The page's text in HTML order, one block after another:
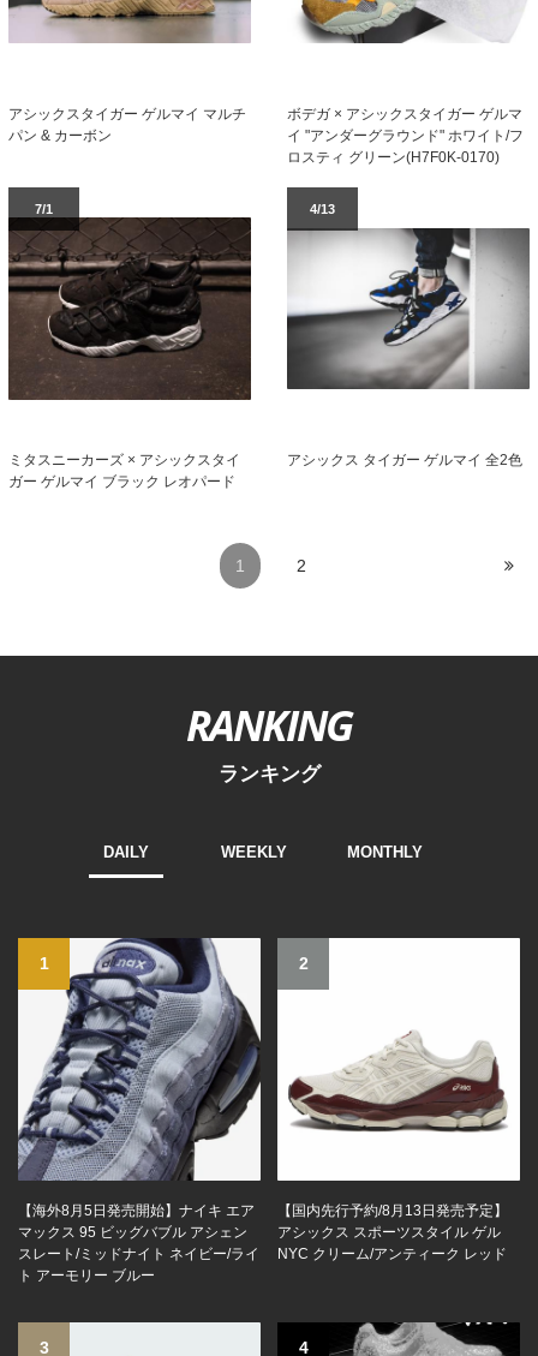
アシックスタイガー ゲルマイ マルチ
パン & カーボン
ボデガ × アシックスタイガー ゲルマ
イ "アンダーグラウンド" ホワイト/フ
ロスティ グリーン(H7F0K-0170)
7/1
ミタスニーカーズ × アシックスタイ
ガー ゲルマイ ブラック レオパード
4/13
アシックス タイガー ゲルマイ 全2色
1 2
RANKING
ランキング
DAILY WEEKLY MONTHLY
1
【海外8月5日発売開始】ナイキ エア
マックス 95 ビッグバブル アシェン
スレート/ミッドナイト ネイビー/ライ
ト アーモリー ブルー
2
【国内先行予約/8月13日発売予定】
アシックス スポーツスタイル ゲル
NYC クリーム/アンティーク レッド
3 4